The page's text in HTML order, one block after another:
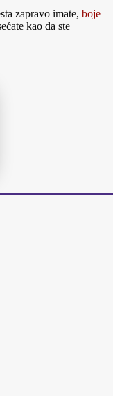
zapravo imate, boje
kao da ste